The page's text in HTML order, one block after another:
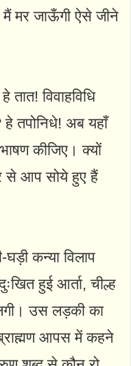
मर जाऊँगी ऐसे जीने
विवाहविधि
तपोनिधे! अब यहाँ
कीजिए। क्यों
से आप सोये हुए हैं
कन्या विलाप
हुई आर्ता, चील्ह
उस लड़की का
आपस में कहने